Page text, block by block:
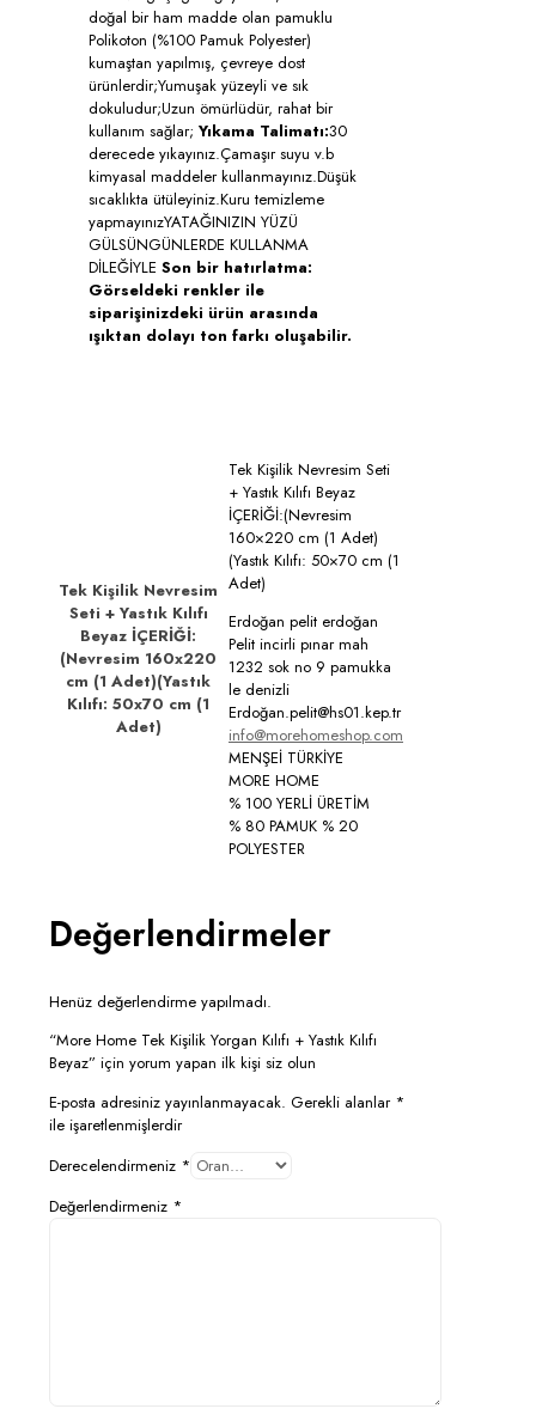
doğal bir ham madde olan pamuklu
Polikoton (%100 Pamuk Polyester)
kumaştan yapılmış, çevreye dost
ürünlerdir;Yumuşak yüzeyli ve sık
dokuludur;Uzun ömürlüdür, rahat bir
kullanım sağlar; Yıkama Talimatı:30
derecede yıkayınız.Çamaşır suyu v.b
kimyasal maddeler kullanmayınız.Düşük
sıcaklıkta ütüleyiniz.Kuru temizleme
yapmayınızYATAĞINIZIN YÜZÜ
GÜLSÜNGÜNLERDE KULLANMA
DİLEĞİYLE Son bir hatırlatma:
Görseldeki renkler ile
siparişinizdeki ürün arasında
ışıktan dolayı ton farkı oluşabilir.
Tek Kişilik Nevresim
Seti + Yastık Kılıfı
Beyaz İÇERİĞİ:
(Nevresim 160x220
cm (1 Adet)(Yastık
Kılıfı: 50x70 cm (1
Adet)
Tek Kişilik Nevresim Seti
+ Yastık Kılıfı Beyaz
İÇERİĞİ:(Nevresim
160×220 cm (1 Adet)
(Yastık Kılıfı: 50×70 cm (1
Adet)
Erdoğan pelit erdoğan
Pelit incirli pınar mah
1232 sok no 9 pamukka
le denizli
Erdoğan.pelit@hs01.kep.tr
info@morehomeshop.com
MENŞEİ TÜRKİYE
MORE HOME
% 100 YERLİ ÜRETİM
% 80 PAMUK % 20
POLYESTER
Değerlendirmeler
Henüz değerlendirme yapılmadı.
“More Home Tek Kişilik Yorgan Kılıfı + Yastık Kılıfı
Beyaz” için yorum yapan ilk kişi siz olun
E-posta adresiniz yayınlanmayacak. Gerekli alanlar *
ile işaretlenmişlerdir
Derecelendirmeniz *
Değerlendirmeniz *